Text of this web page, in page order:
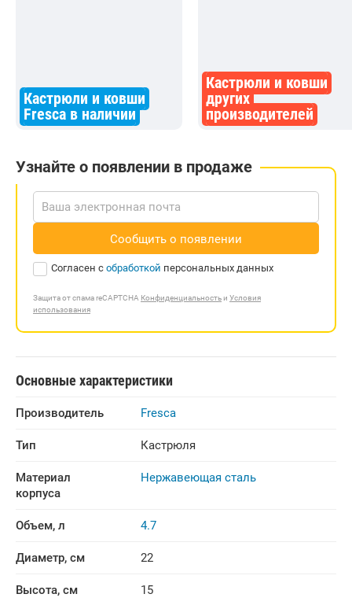
Кастрюли и ковши
Fresca в наличии
Кастрюли и ковши
других
производителей
Узнайте о появлении в продаже
Сообщить о появлении
Согласен с обработкой персональных данных
Защита от спама reCAPTCHA Конфиденциальностьи Условия
использования
Основные характеристики
Производитель Fresca
Тип Кастрюля
Материал
корпуса
Нержавеющая сталь
Объем, л 4.7
Диаметр, см 22
Высота, см 15